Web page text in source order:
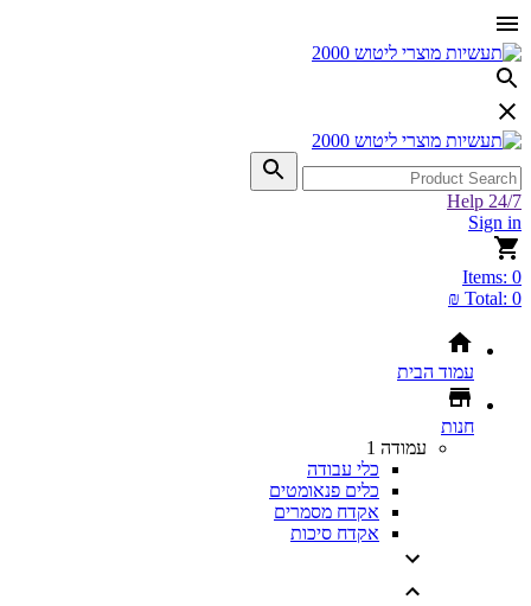
Help 24/7
Sign in
Items: 0
Total: 0 ₪
עמוד הבית
חנות
עמודה 1
כלי עבודה
כלים פנאומטים
אקדח מסמרים
אקדח סיכות